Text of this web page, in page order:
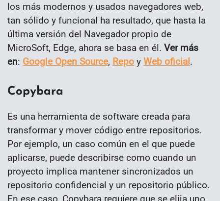
los más modernos y usados navegadores web,
tan sólido y funcional ha resultado, que hasta la
última versión del Navegador propio de
MicroSoft, Edge, ahora se basa en él. Ver más
en: Google Open Source, Repo y Web oficial.
Copybara
Es una herramienta de software creada para
transformar y mover código entre repositorios.
Por ejemplo, un caso común en el que puede
aplicarse, puede describirse como cuando un
proyecto implica mantener sincronizados un
repositorio confidencial y un repositorio público.
En ese caso, Copybara requiere que se elija uno